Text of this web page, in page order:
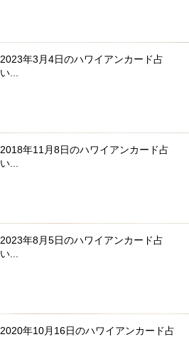
2023年3月4日のハワイアンカード占
い...
2018年11月8日のハワイアンカード占
い...
2023年8月5日のハワイアンカード占
い...
2020年10月16日のハワイアンカード占